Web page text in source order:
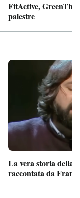
FitActive,
palestre
La vera storia della
raccontata da